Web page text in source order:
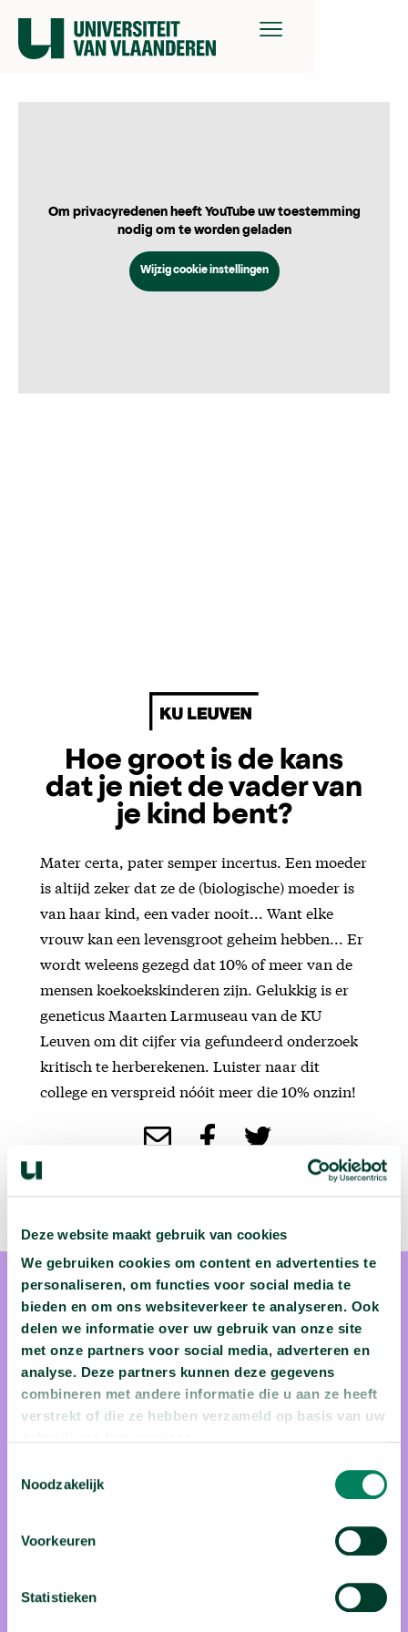
Deze website maakt gebruik van cookies
We gebruiken cookies om content en advertenties te
personaliseren, om functies voor social media te
bieden en om ons websiteverkeer te analyseren. Ook
delen we informatie over uw gebruik van onze site
met onze partners voor social media, adverteren en
analyse. Deze partners kunnen deze gegevens
combineren met andere informatie die u aan ze heeft
verstrekt of die ze hebben verzameld op basis van uw
Noodzakelijk
Voorkeuren
Statistieken
Om privacyredenen heeft YouTube uw toestemming
nodig om te worden geladen
Wijzig cookie instellingen
Hoe groot is de kans
dat je niet de vader van
je kind bent?
Mater certa, pater semper incertus. Een moeder
is altijd zeker dat ze de (biologische) moeder is
van haar kind, een vader nooit... Want elke
vrouw kan een levensgroot geheim hebben... Er
wordt weleens gezegd dat 10% of meer van de
mensen koekoekskinderen zijn. Gelukkig is er
geneticus Maarten Larmuseau van de KU
Leuven om dit cijfer via gefundeerd onderzoek
kritisch te herberekenen. Luister naar dit
college en verspreid nóóit meer die 10% onzin!
prof. dr. Maarten
Larmuseau
DNA van levende mensen en historische skeletten met
biologische verwantschap speelt in ons leven. Als
hokjesdenken. De geneticus-bioloog-
stamboomonderzoeker… is gek op Coca-Cola Zero, chocolade